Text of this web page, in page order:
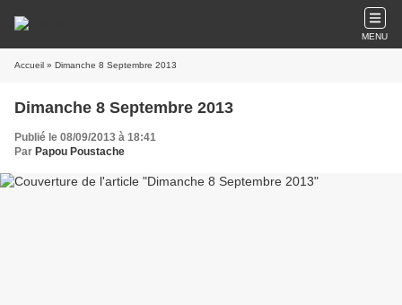
MENU
Accueil » Dimanche 8 Septembre 2013
Dimanche 8 Septembre 2013
Publié le 08/09/2013 à 18:41
Par Papou Poustache